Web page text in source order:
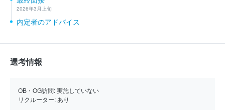
2026年3月上旬
内定者のアドバイス
選考情報
OB・OG訪問:実施していない
リクルーター: あり